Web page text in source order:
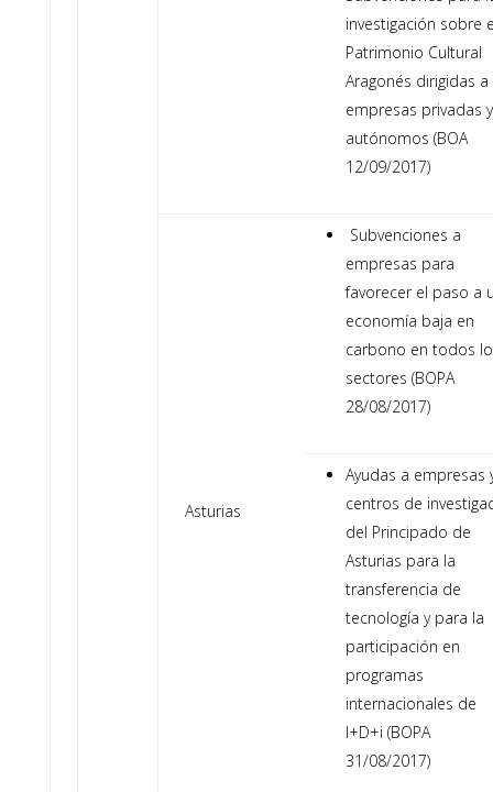
investigación sobre
Patrimonio Cultural
Aragonés dirigidas a
empresas privadas y
autónomos (BOA
12/09/2017)
Asturias
Subvenciones a
empresas para
favorecer el paso a
economía baja en
carbono en todos
sectores (BOPA
28/08/2017)
Ayudas a empresas
centros de
del Principado de
Asturias para la
transferencia de
tecnología y para la
participación en
programas
internacionales de
I+D+i (BOPA
31/08/2017)